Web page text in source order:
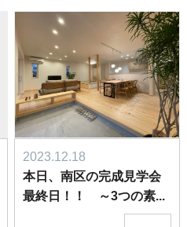
2023.12.18
本日、南区の完成見学会
最終日！！ ～3つの素...